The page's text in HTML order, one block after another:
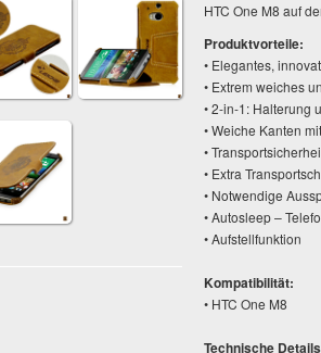
HTC One M8 auf
Produktvorteile:
• Elegantes,
• Extrem weiches
• 2-in-1: Halterung
• Weiche Kanten
•
• Extra
• Notwendige
• Autosleep –
• Aufstellfunktion
Kompatibilität:
• HTC One M8
Technische